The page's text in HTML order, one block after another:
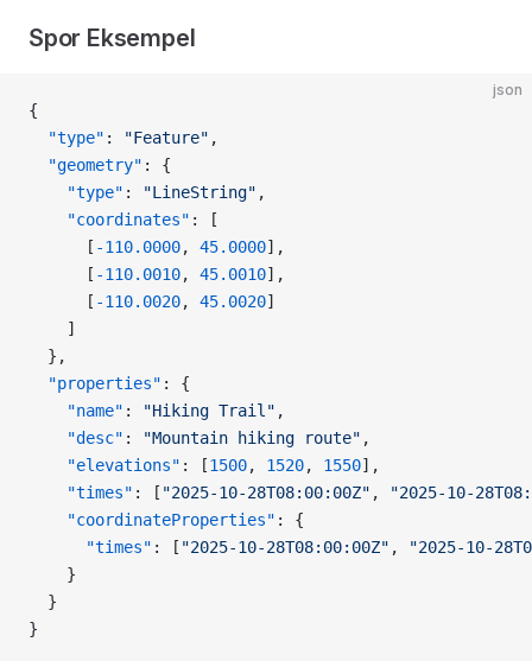
Spor Eksempel
json
{
  "type"
: "Feature" ,
  "geometry"
: {
    "type"
: "LineString" ,
    "coordinates"
: [
      [
-110.0000, 45.0000],
      [
-110.0010, 45.0010],
      [
-110.0020, 45.0020]
    ]
  },
  "properties"
: {
    "name"
: "Hiking Trail" ,
    "desc"
: "Mountain hiking route" ,
    "elevations"
: [1500, 1520, 1550],
    "times"
: [ "2025-10-28T08:00:00Z" ,
"2025-10-
    "coordinateProperties"
: {
      "times"
: [ "2025-10-28T08:00:00Z" ,
"2025-10-
    }
  }
}